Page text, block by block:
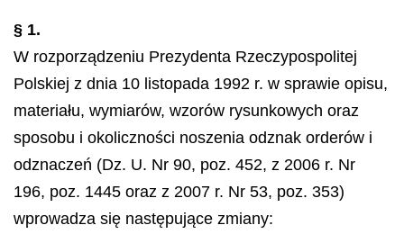
§ 1.
W rozporządzeniu Prezydenta Rzeczypospolitej
Polskiej z dnia 10 listopada 1992 r. w sprawie opisu,
materiału, wymiarów, wzorów rysunkowych oraz
sposobu i okoliczności noszenia odznak orderów i
odznaczeń (Dz. U. Nr 90, poz. 452, z 2006 r. Nr
196, poz. 1445 oraz z 2007 r. Nr 53, poz. 353)
wprowadza się następujące zmiany: